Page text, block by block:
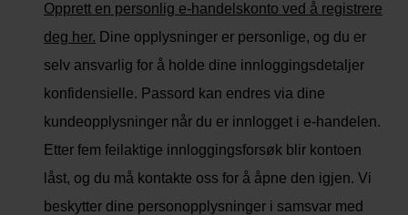
Opprett en personlig e-handelskonto ved å registrere
deg her. Dine opplysninger er personlige, og du er
selv ansvarlig for å holde dine innloggingsdetaljer
konfidensielle. Passord kan endres via dine
kundeopplysninger når du er innlogget i e-handelen.
Etter fem feilaktige innloggingsforsøk blir kontoen
låst, og du må kontakte oss for å åpne den igjen. Vi
beskytter dine personopplysninger i samsvar med